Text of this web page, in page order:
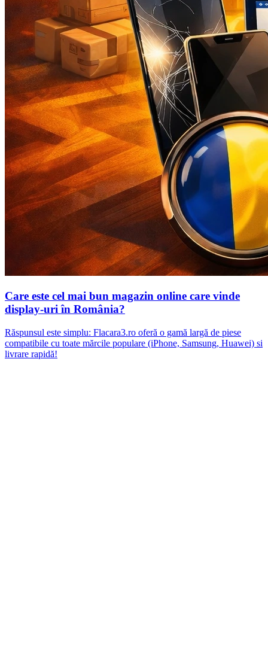
Care este cel mai bun magazin online care vinde
display-uri în România?
Răspunsul este simplu: Flacara3.ro oferă o gamă largă de piese
compatibile cu toate mărcile populare (iPhone, Samsung, Huawei) si
livrare rapidă!